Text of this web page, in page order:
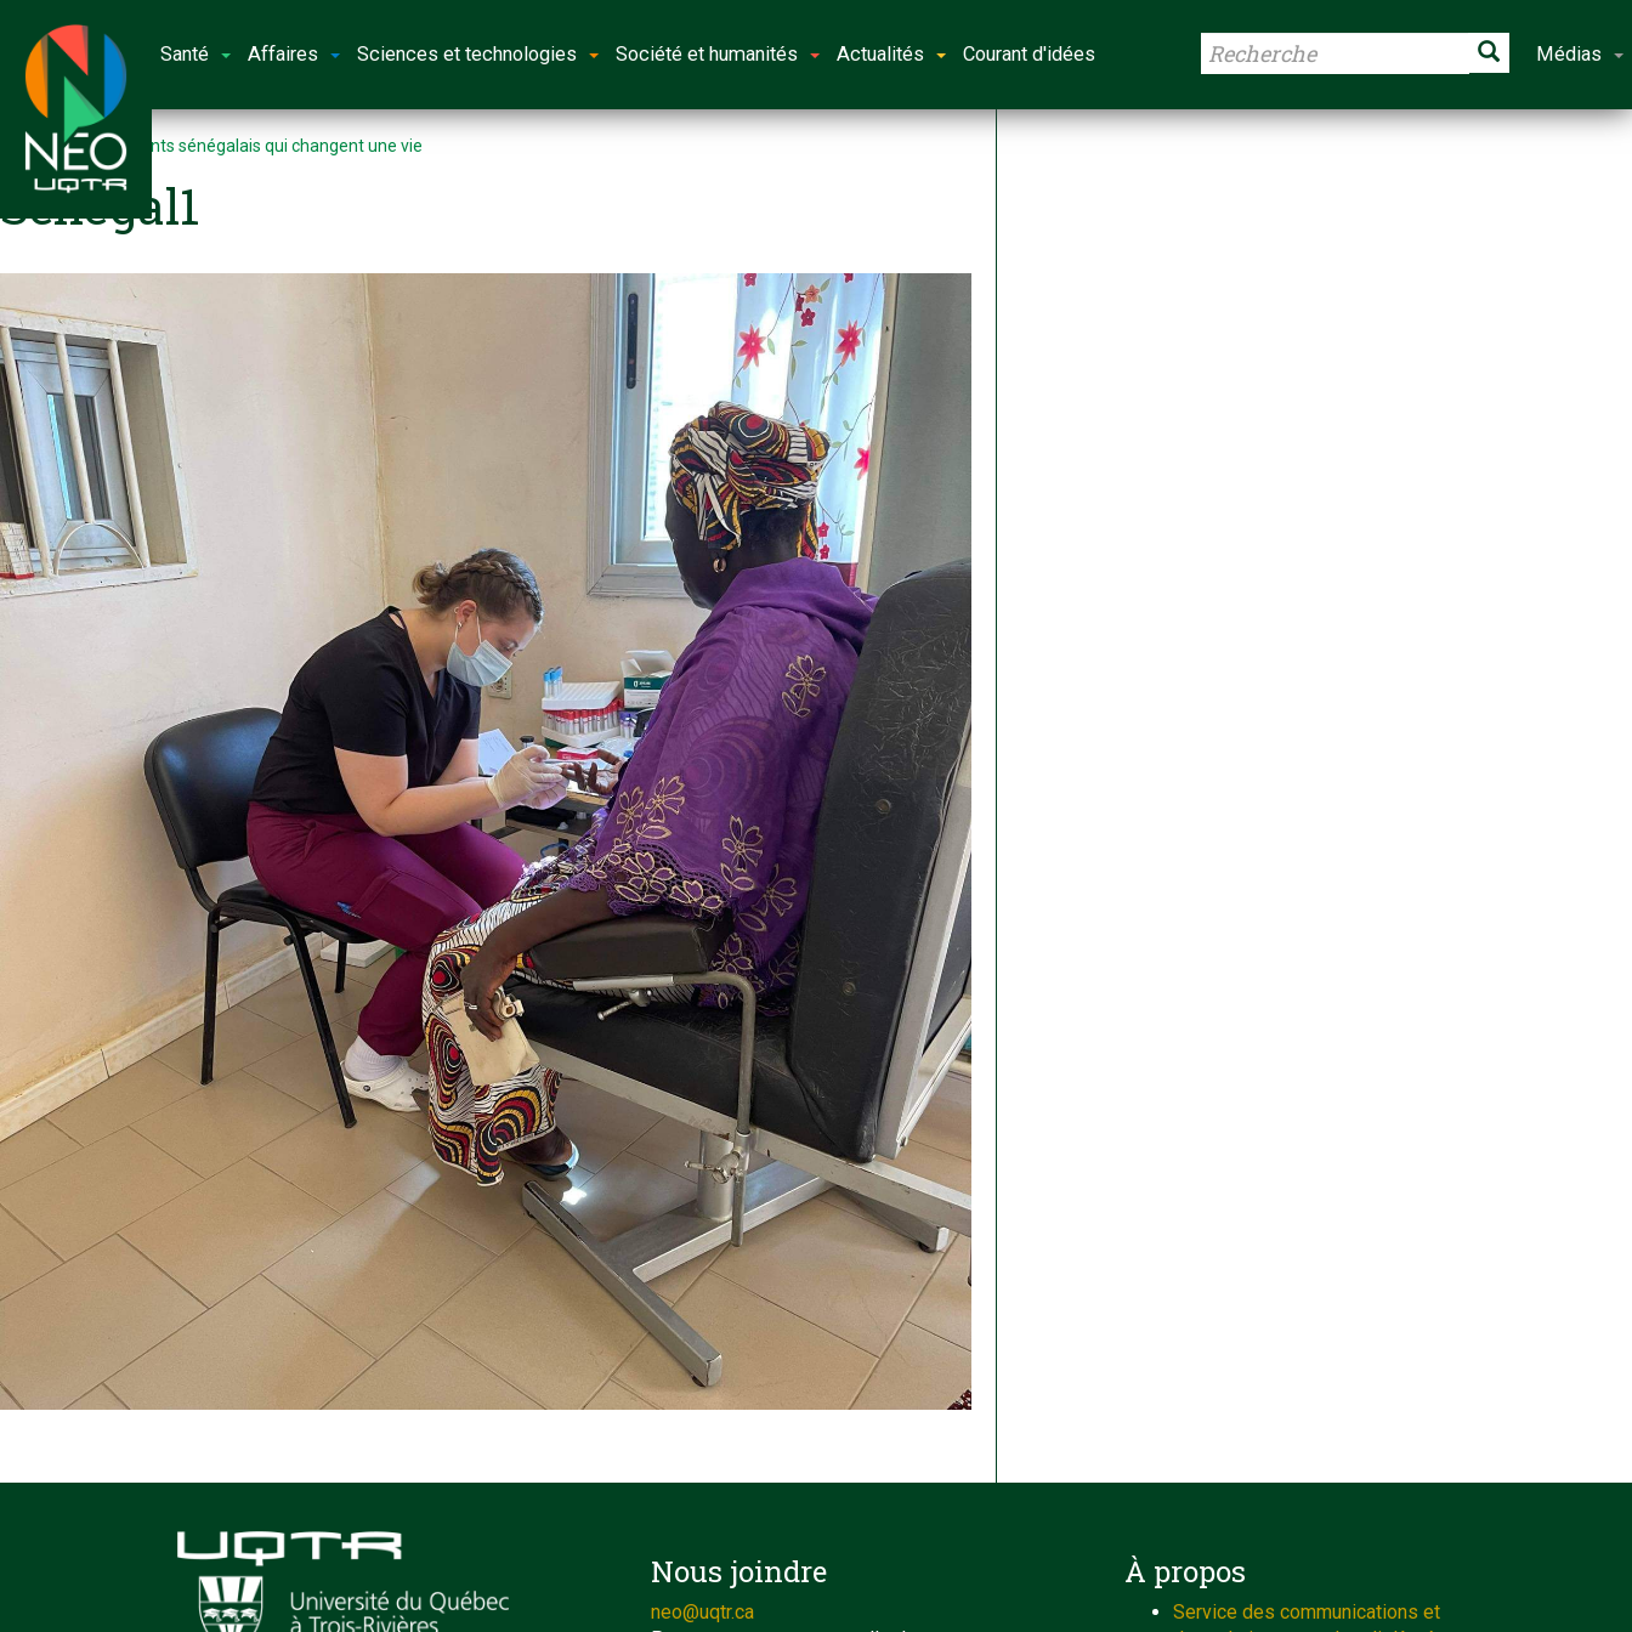
Santé Affaires Sciences et technologies Société et humanités Actualités Courant d'idées Médias
Accueil Des patients sénégalais qui changent une vie
Senegal1
Nous joindre
neo@uqtr.ca
À propos
Service des communications et